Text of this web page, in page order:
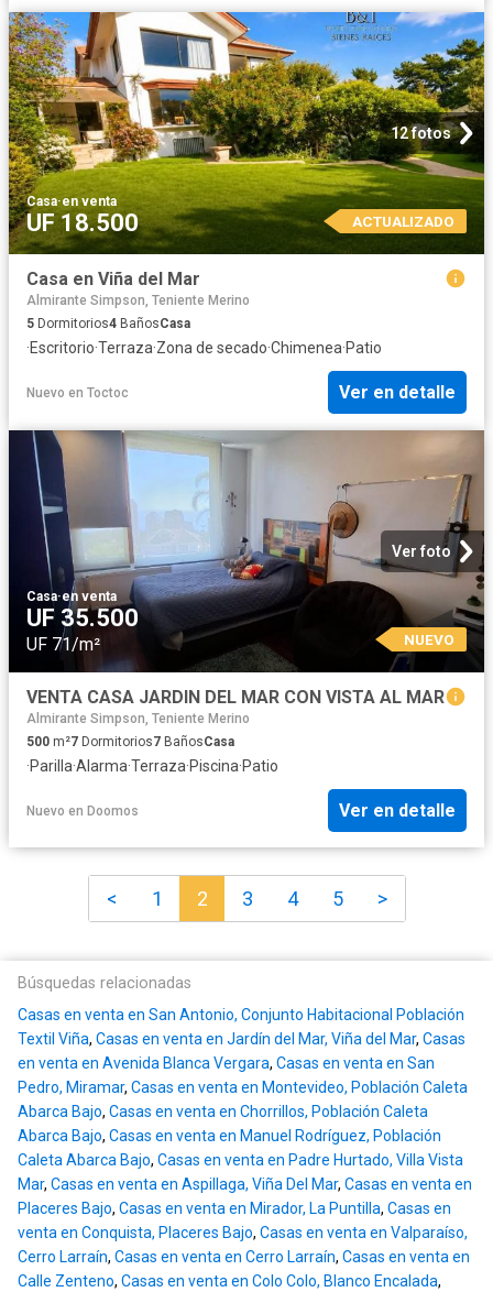
12 fotos
Casa·en venta
UF 18.500 ACTUALIZADO
Casa en Viña del Mar
Almirante Simpson, Teniente Merino
5 Dormitorios4 BañosCasa
·Escritorio·Terraza·Zona de secado·Chimenea·Patio
Nuevo en Toctoc Ver en detalle
Ver foto
Casa·en venta
UF 35.500
UF 71/m² NUEVO
VENTA CASA JARDIN DEL MAR CON VISTA AL MAR
Almirante Simpson, Teniente Merino
500 m²7 Dormitorios7 BañosCasa
·Parilla·Alarma·Terraza·Piscina·Patio
Nuevo en Doomos Ver en detalle
< 1 2 3 4 5 >
Búsquedas relacionadas
Casas en venta en San Antonio, Conjunto Habitacional Población
Textil Viña, Casas en venta en Jardín del Mar, Viña del Mar, Casas
en venta en Avenida Blanca Vergara, Casas en venta en San
Pedro, Miramar, Casas en venta en Montevideo, Población Caleta
Abarca Bajo, Casas en venta en Chorrillos, Población Caleta
Abarca Bajo, Casas en venta en Manuel Rodríguez, Población
Caleta Abarca Bajo, Casas en venta en Padre Hurtado, Villa Vista
Mar, Casas en venta en Aspillaga, Viña Del Mar, Casas en venta en
Placeres Bajo, Casas en venta en Mirador, La Puntilla, Casas en
venta en Conquista, Placeres Bajo, Casas en venta en Valparaíso,
Cerro Larraín, Casas en venta en Cerro Larraín, Casas en venta en
Calle Zenteno, Casas en venta en Colo Colo, Blanco Encalada,